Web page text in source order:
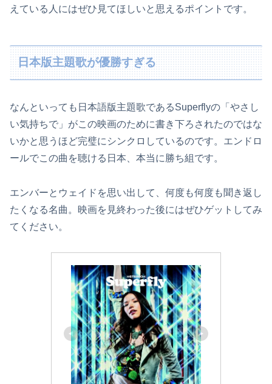
えている人にはぜひ見てほしいと思えるポイントです。
日本版主題歌が優勝すぎる
なんといっても日本語版主題歌であるSuperflyの「やさし
い気持ちで」がこの映画のために書き下ろされたのではな
いかと思うほど完璧にシンクロしているのです。エンドロ
ールでこの曲を聴ける日本、本当に勝ち組です。
エンバーとウェイドを思い出して、何度も何度も聞き返し
たくなる名曲。映画を見終わった後にはぜひゲットしてみ
てください。